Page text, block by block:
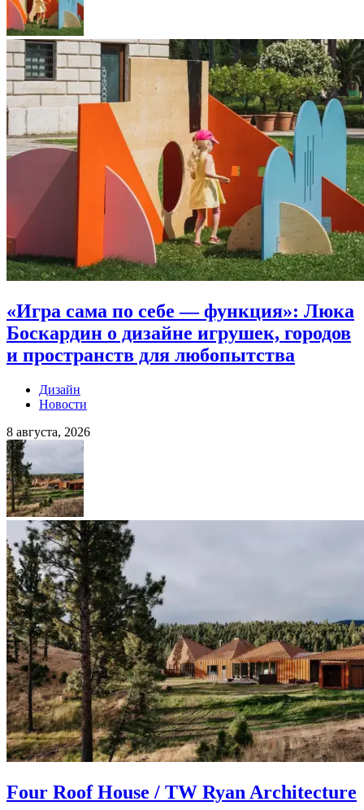
«Игра сама по себе — функция»: Люка
Боскардин о дизайне игрушек, городов
и пространств для любопытства
Дизайн
Новости
8 августа, 2026
Four Roof House / TW Ryan Architecture